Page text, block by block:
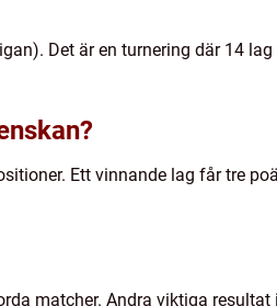
Det är en turnering där 14
Ett vinnande lag får tre
matcher. Andra viktiga resultat